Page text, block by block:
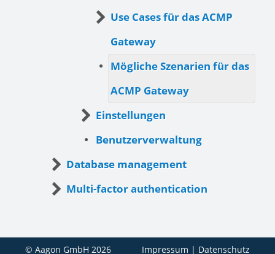
Use Cases für das ACMP
Gateway
Mögliche Szenarien für das
ACMP Gateway
Einstellungen
Benutzerverwaltung
Database management
Multi-factor authentication
© Aagon GmbH 2026 Impressum | Datenschutz